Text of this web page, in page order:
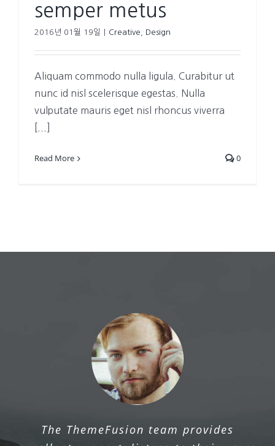
semper metus
2016년 01월 19일 Creative Design
Aliquam commodo nulla ligula. Curabitur ut
nunc id nisl scelerisque egestas. Nulla
vulputate mauris eget nisl rhoncus viverra
Read More 0
The ThemeFusion team provides